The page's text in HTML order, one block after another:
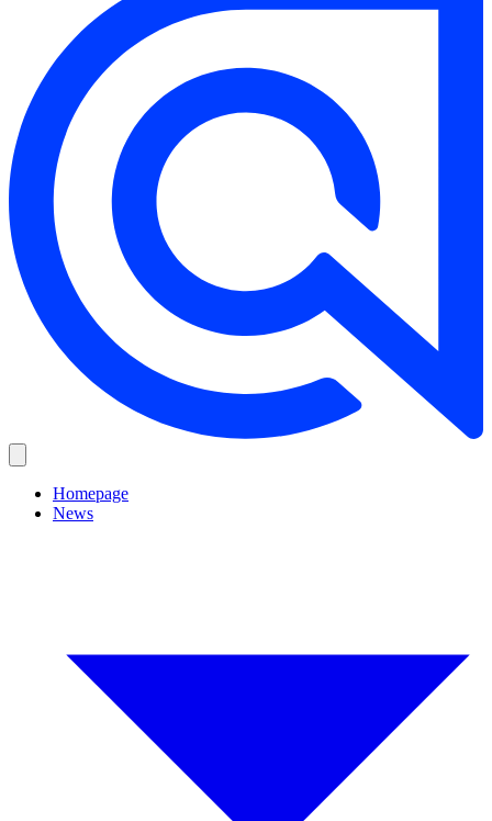
Homepage
News